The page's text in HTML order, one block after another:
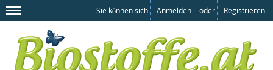
Sie können sich Anmelden oder Registrieren .